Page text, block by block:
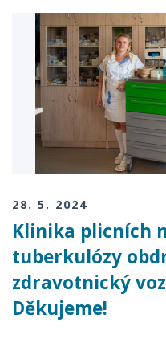
28. 5. 2024
Klinika plicních
tuberkulózy
zdravotnický
Děkujeme!